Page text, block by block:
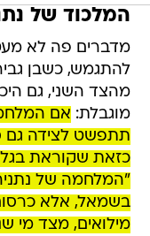
המלכוד של
מדברים פה לא
להתגמש, כשבן
מהצד השני, גם
מוגבלת: אם
תתפשט לצידה גם
כזאת שקוראת
"המלחמה של
בשמאל, אלא
מילואים, מצד מי